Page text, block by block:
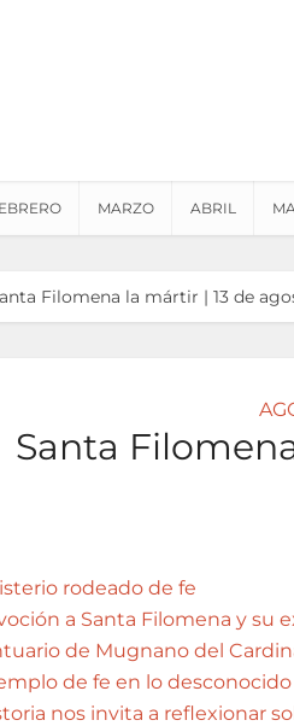
MARZO ABRIL
Filomena la mártir | 13 de
Santa
rodeado de fe
a Santa Filomena y su
de Mugnano del
de fe en lo desconocido
nos invita a reflexionar